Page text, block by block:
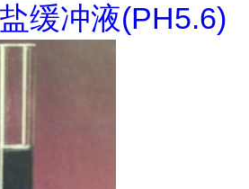
缓冲液(PH5.6)